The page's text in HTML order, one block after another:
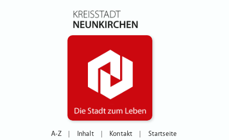
A-Z Inhalt Kontakt Startseite